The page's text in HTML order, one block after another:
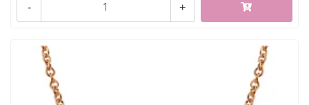
+
-